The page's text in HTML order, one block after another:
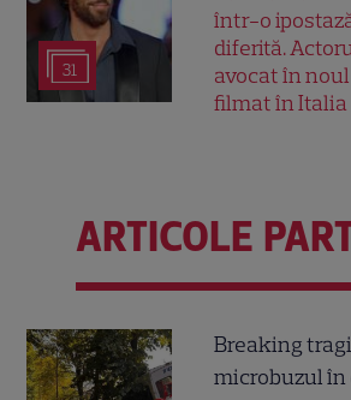
31
într-o
diferită.
avocat în noul
filmat în Italia
ARTICOLE
Breaking
microbuzul în